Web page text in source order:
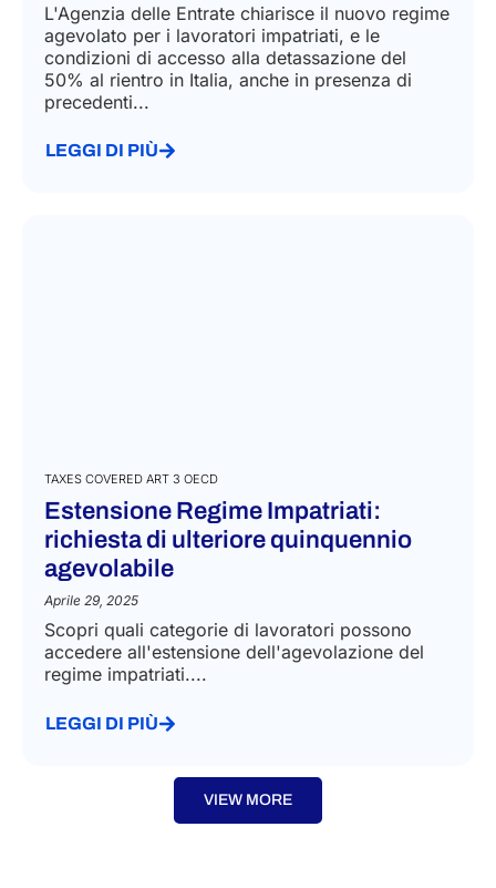
L'Agenzia delle Entrate chiarisce il nuovo regime
agevolato per i lavoratori impatriati, e le
condizioni di accesso alla detassazione del
50% al rientro in Italia, anche in presenza di
precedenti...
LEGGI DI PIÙ
TAXES COVERED ART 3 OECD
Estensione Regime Impatriati:
richiesta di ulteriore quinquennio
agevolabile
Aprile 29, 2025
Scopri quali categorie di lavoratori possono
accedere all'estensione dell'agevolazione del
regime impatriati....
LEGGI DI PIÙ
VIEW MORE